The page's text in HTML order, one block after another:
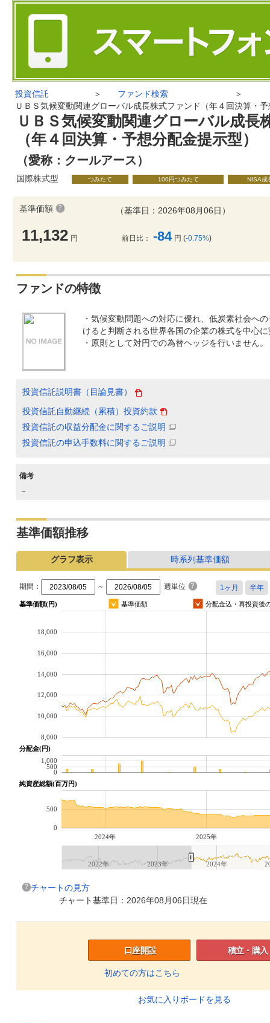
投資信託 ＞ ファンド検索
＞
ＵＢＳ気候変動関連グローバル成長株式ファンド（年４回決算・
ＵＢＳ気候変動関連グローバル成長
（年４回決算・予想分配金提示型）
（愛称：クールアース）
国際株式型 つみたて 100円つみたて NISA成
基準価額
11,132 円
（基準日：2026年08月06日）
前日比： -84 円 (-0.75%)
ファンドの特徴
・気候変動問題への対応に優れ、低炭素社会へ
けると判断される世界各国の企業の株式を中心
・原則として対円での為替ヘッジを行いません。
投資信託説明書（目論見書）
投資信託自動継続（累積）投資約款
投資信託の収益分配金に関するご説明
投資信託の申込手数料に関するご説明
備考
－
基準価額推移
グラフ表示 時系列基準価額
期間： ～ 週単位
基準価額(円) 基準価額 分配金込・再投資後
8,000
10,000
12,000
14,000
16,000
18,000
分配金(円)
0
500
1,000
純資産総額(百万円)
2024年 2025年
0
500
2022年 2023年 2024年
チャートの見方
チャート基準日：2026年08月06日現在
口座開設
初めての方はこちら
積立・購入
お気に入りボードを見る